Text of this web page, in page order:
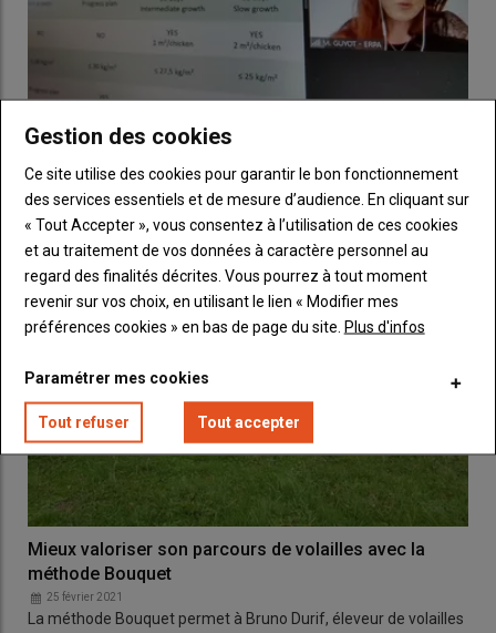
12 mars 2021
Mieux valoriser son parcours de volailles avec la
méthode Bouquet
25 février 2021
La méthode Bouquet permet à Bruno Durif, éleveur de volailles
Gestion des cookies
Ce site utilise des cookies pour garantir le bon fonctionnement
des services essentiels et de mesure d’audience. En cliquant sur
« Tout Accepter », vous consentez à l’utilisation de ces cookies
et au traitement de vos données à caractère personnel au
regard des finalités décrites. Vous pourrez à tout moment
revenir sur vos choix, en utilisant le lien « Modifier mes
préférences cookies » en bas de page du site. Plus d'infos
Paramétrer mes cookies
Tout refuser Tout accepter